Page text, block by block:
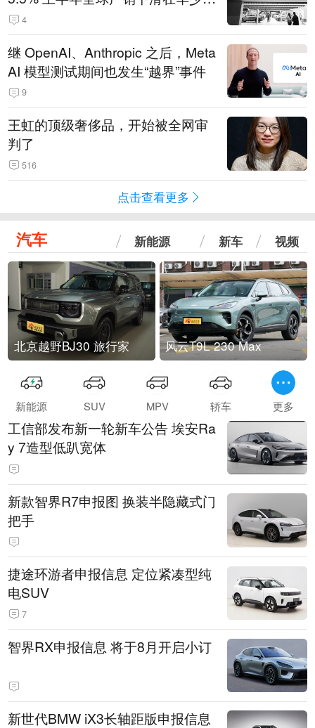
14.3万辆
4
继 OpenAI、Anthropic 之后，Meta
AI 模型测试期间也发生“越界”事件
9
王虹的顶级奢侈品，开始被全网审
判了
516
点击查看更多
汽车 新能源 新车 视频
北京越野BJ30 旅行家 风云T9L 230 Max
新能源 SUV MPV 轿车 更多
工信部发布新一轮新车公告 埃安Ra
y 7造型低趴宽体
新款智界R7申报图 换装半隐藏式门
把手
捷途环游者申报信息 定位紧凑型纯
电SUV
7
智界RX申报信息 将于8月开启小订
新世代BMW iX3长轴距版申报信息